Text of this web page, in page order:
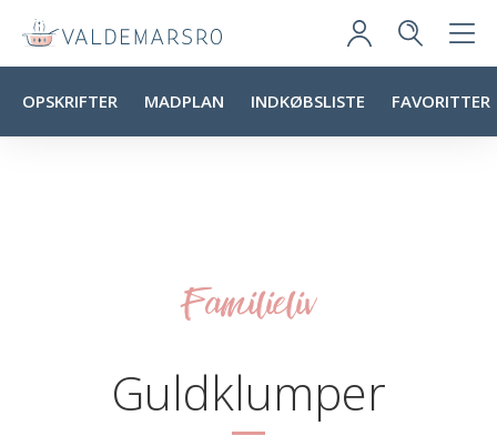
OPSKRIFTER MADPLAN INDKØBSLISTE FAVORITTER
Familieliv
Guldklumper